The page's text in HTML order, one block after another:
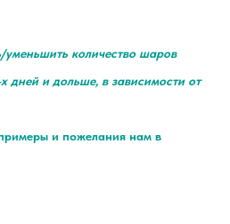
количество шаров
дней и дольше, в зависимости от
и пожелания нам в